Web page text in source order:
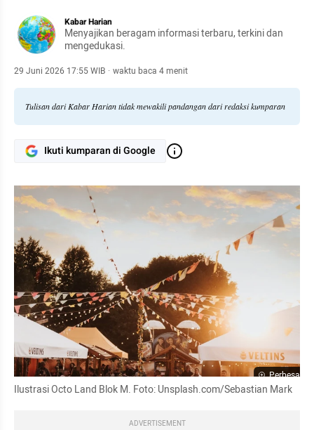
Kabar Harian
Menyajikan beragam informasi terbaru, terkini dan
mengedukasi.
29 Juni 2026 17:55 WIB · waktu baca 4 menit
Tulisan dari Kabar Harian tidak mewakili pandangan dari redaksi kumparan
Ikuti kumparan di Google
Perbesar
Ilustrasi Octo Land Blok M. Foto: Unsplash.com/Sebastian Mark
ADVERTISEMENT